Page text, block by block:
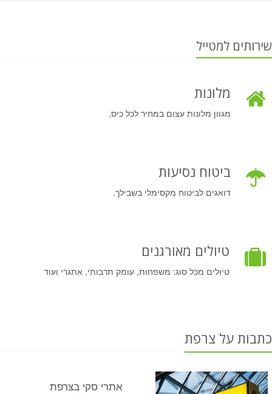
שירותים למטייל
מלונות
מגוון מלונות עצום במחיר לכל כיס.
ביטוח נסיעות
דואגים לביטוח מקסימלי בשבילך.
טיולים מאורגנים
טיולים מכל סוג: משפחות, עומק תרבותי, אתגרי ועוד
כתבות על צרפת
אתרי סקי בצרפת